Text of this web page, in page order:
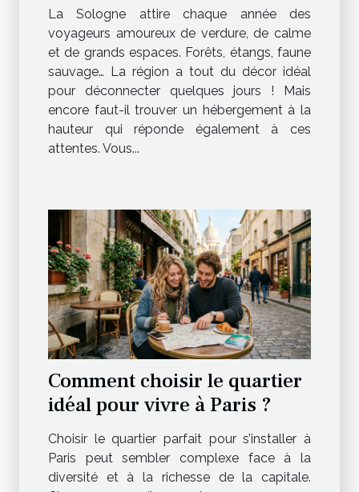
La Sologne attire chaque année des
voyageurs amoureux de verdure, de calme
et de grands espaces. Forêts, étangs, faune
sauvage… La région a tout du décor idéal
pour déconnecter quelques jours ! Mais
encore faut-il trouver un hébergement à la
hauteur qui réponde également à ces
attentes. Vous...
Comment choisir le quartier
idéal pour vivre à Paris ?
Choisir le quartier parfait pour s’installer à
Paris peut sembler complexe face à la
diversité et à la richesse de la capitale.